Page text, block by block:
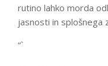
rutino lahko morda
jasnosti in splošnega
“`